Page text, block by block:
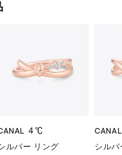
４℃
ルバー リング
シル